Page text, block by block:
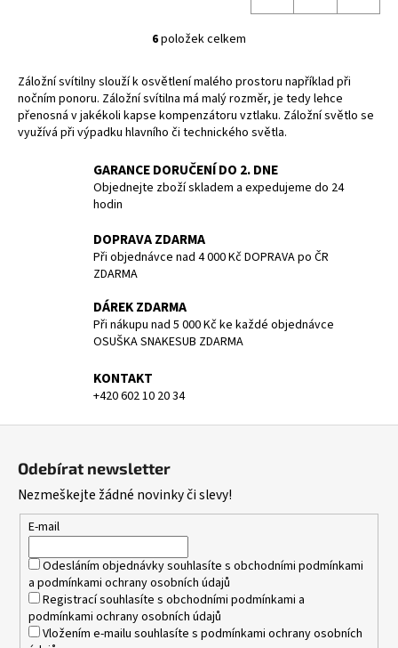
O
l
á
d
c
í
v
k
ý
p
6položek celkem
Záložní svítilny slouží k osvětlení malého prostoru například při
nočním ponoru. Záložní svítilna má malý rozměr, je tedy lehce
přenosná v jakékoli kapse kompenzátoru vztlaku. Záložní světlo se
využívá při výpadku hlavního či technického světla.
GARANCE DORUČENÍ DO 2. DNE
Objednejte zboží skladem a expedujeme do 24
hodin
DOPRAVA ZDARMA
Při objednávce nad 4 000 Kč DOPRAVA po ČR
ZDARMA
DÁREK ZDARMA
Při nákupu nad 5 000 Kč ke každé objednávce
OSUŠKA SNAKESUB ZDARMA
KONTAKT
+420 602 10 20 34
Odebírat newsletter
Nezmeškejte žádné novinky či slevy!
E-mail
Odesláním objednávky souhlasíte s obchodními podmínkami
a podmínkami ochrany osobních údajů
Registrací souhlasíte s obchodními podmínkami a
podmínkami ochrany osobních údajů
Vložením e-mailu souhlasíte s podmínkami ochrany osobních